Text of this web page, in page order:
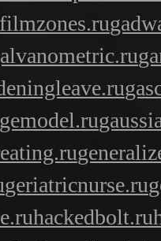
filmzones.ru
geriatricnurse.ru
hackedbolt.ru